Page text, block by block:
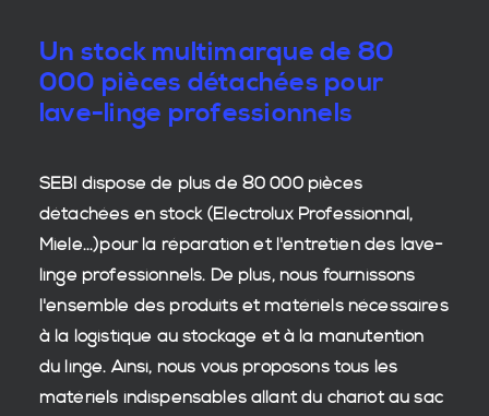
Un stock multimarque de 80
000 pièces détachées pour
lave-linge professionnels
SEBI dispose de plus de 80 000pièces
détachées en stock(Electrolux Professionnal,
Miele...)pour la réparation et l'entretien des lave-
linge professionnels. De plus, nous fournissons
l'ensemble des produits et matériels nécessaires
à la logistique au stockage et à la manutention
du linge. Ainsi, nous vous proposons tous les
matériels indispensables allant du chariot au sac